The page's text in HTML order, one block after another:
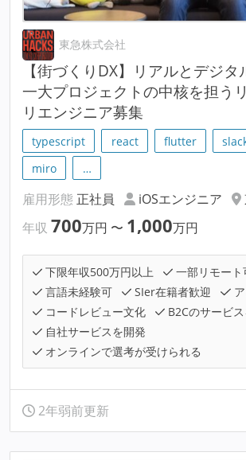
東急株式会社
【街づくりDX】リアルとデジ
一大プロジェクトの中核を担う
リエンジニア募集
typescript react flutter
miro
…
雇用形態 正社員 iOSエンジニア
年収 700万円 〜 1,000万円
下限年収500万円以上
一部リモート
言語未経験可
SIer在籍者歓迎
ア
コードレビュー文化
B2Cのサービ
自社サービスを開発
オンラインで選考が受けられる
2年弱前更新